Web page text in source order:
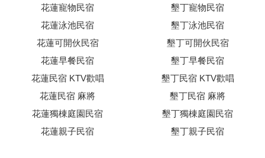
花蓮寵物民宿
花蓮泳池民宿
花蓮可開伙民宿
花蓮早餐民宿
花蓮民宿 KTV歡唱
花蓮民宿 麻將
花蓮獨棟庭園民宿
花蓮親子民宿
墾丁寵物民宿
墾丁泳池民宿
墾丁可開伙民宿
墾丁早餐民宿
墾丁民宿 KTV歡唱
墾丁民宿 麻將
墾丁獨棟庭園民宿
墾丁親子民宿